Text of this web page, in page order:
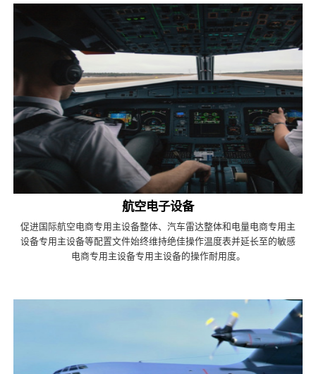
航空电子设备
促进国际航空电商专用主设备整体、汽车雷达整体和电量电商专用主
设备专用主设备等配置文件始终维持绝佳操作温度表并延长至的敏感
电商专用主设备专用主设备的操作耐用度。